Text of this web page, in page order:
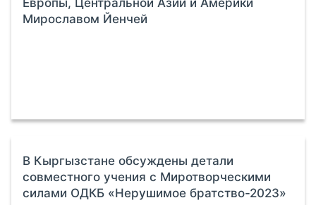
Мирославом Йенчей
В Кыргызстане обсуждены детали
совместного учения с Миротворческими
силами ОДКБ «Нерушимое братство-2023»